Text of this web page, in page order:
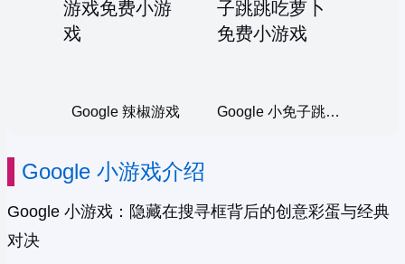
Google 辣椒游戏 Google 小免子跳跳吃萝卜
Google 小游戏介绍
Google 小游戏：隐藏在搜寻框背后的创意彩蛋与经典
对决